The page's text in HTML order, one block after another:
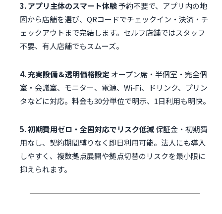
3. アプリ主体のスマート体験予約不要で、アプリ内の地
図から店舗を選び、QRコードでチェックイン・決済・チ
ェックアウトまで完結します。セルフ店舗ではスタッフ
不要、有人店舗でもスムーズ。
4. 充実設備＆透明価格設定オープン席・半個室・完全個
室・会議室、モニター、電源、Wi‑Fi、ドリンク、プリン
タなどに対応。料金も30分単位で明示、1日利用も明快。
5. 初期費用ゼロ・全国対応でリスク低減保証金・初期費
用なし、契約期間縛りなく即日利用可能。法人にも導入
しやすく、複数拠点展開や拠点切替のリスクを最小限に
抑えられます。